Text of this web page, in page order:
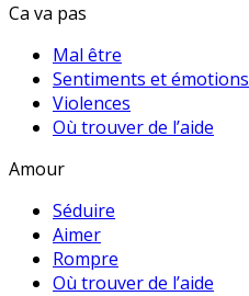
Ca va pas
Mal être
Sentiments et émotions
Violences
Où trouver de l’aide
Amour
Séduire
Aimer
Rompre
Où trouver de l’aide